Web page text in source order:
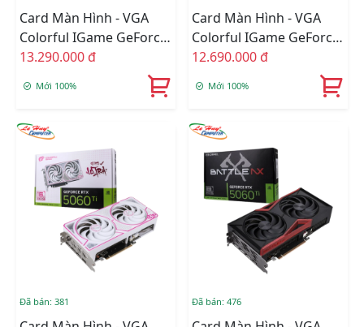
Card Màn Hình - VGA
Colorful IGame GeForce
RTX 5060 Ti Ultra W OC
13.290.000 đ
Mới 100%
Card Màn Hình - VGA
Colorful IGame GeForce
RTX 5060 Ti Ultra W DUO
12.690.000 đ
Mới 100%
Đã bán: 381 Đã bán: 476